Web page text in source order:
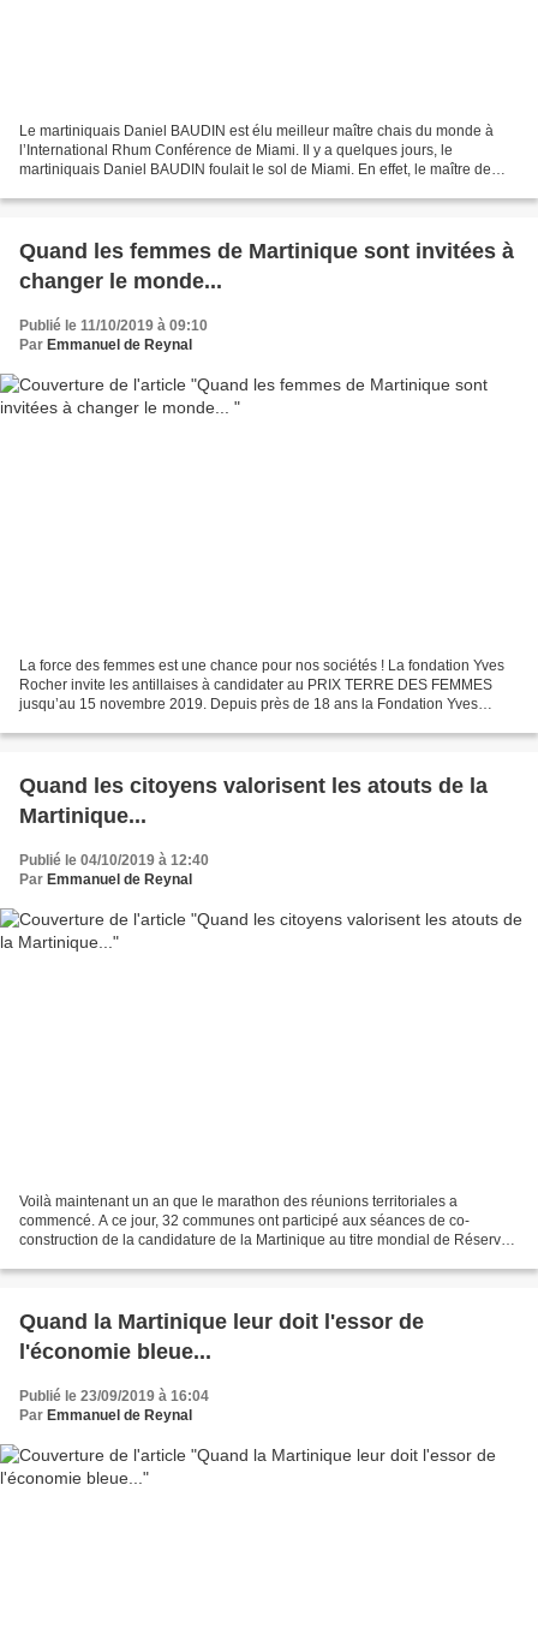
Le martiniquais Daniel BAUDIN est élu meilleur maître chais du monde à
l’International Rhum Conférence de Miami. Il y a quelques jours, le
martiniquais Daniel BAUDIN foulait le sol de Miami. En effet, le maître de
Quand les femmes de Martinique sont invitées à
changer le monde...
Publié le 11/10/2019 à 09:10
Par Emmanuel de Reynal
La force des femmes est une chance pour nos sociétés ! La fondation Yves
Rocher invite les antillaises à candidater au PRIX TERRE DES FEMMES
jusqu’au 15 novembre 2019. Depuis près de 18 ans la Fondation Yves
Quand les citoyens valorisent les atouts de la
Martinique...
Publié le 04/10/2019 à 12:40
Par Emmanuel de Reynal
Voilà maintenant un an que le marathon des réunions territoriales a
commencé. A ce jour, 32 communes ont participé aux séances de co-
construction de la candidature de la Martinique au titre mondial de Réserve
Quand la Martinique leur doit l'essor de
l'économie bleue...
Publié le 23/09/2019 à 16:04
Par Emmanuel de Reynal